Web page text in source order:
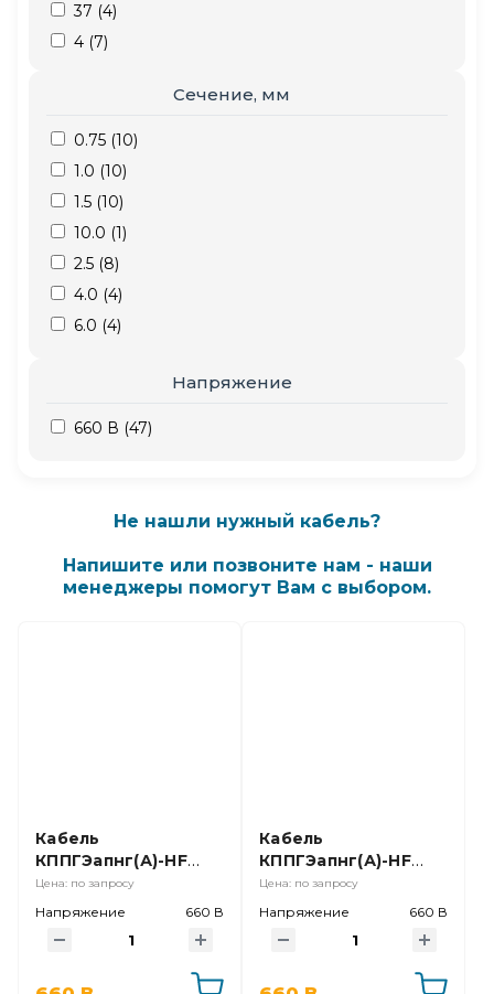
37 (4)
4 (7)
Сечение, мм
0.75 (10)
1.0 (10)
1.5 (10)
10.0 (1)
2.5 (8)
4.0 (4)
6.0 (4)
Напряжение
660 В (47)
Не нашли нужный кабель?
Напишите или позвоните нам - наши
менеджеры помогут Вам с выбором.
Кабель
КППГЭапнг(А)-HF
2х1,0 Ч
Цена: по запросу
Напряжение 660 В
Кабель
КППГЭапнг(А)-HF
5х1,5 Ч;
Цена: по запросу
Напряжение 660 В